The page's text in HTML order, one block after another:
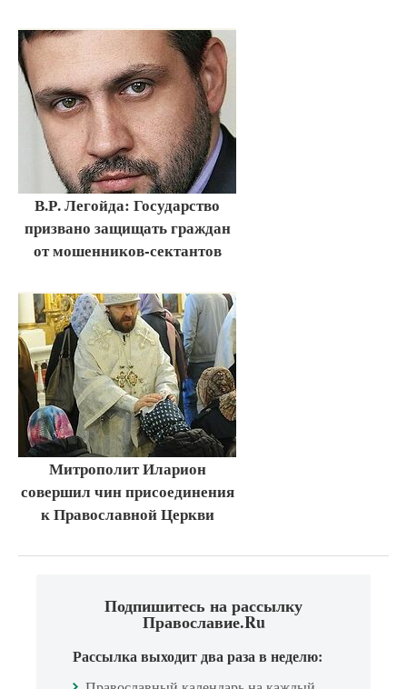
В.Р. Легойда: Государство
призвано защищать граждан
от мошенников-сектантов
Митрополит Иларион
совершил чин присоединения
к Православной Церкви
Подпишитесь на рассылку
Православие.Ru
Рассылка выходит два раза в неделю: